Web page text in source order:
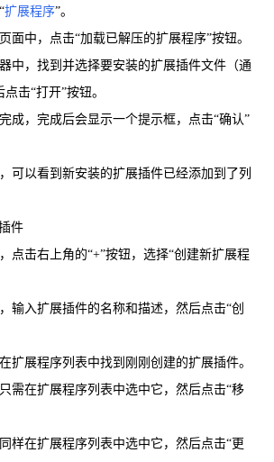
扩展程序”。
面中，点击“加载已解压的扩展程序”按钮。
中，找到并选择要安装的扩展插件文件（通
击“打开”按钮。
成，完成后会显示一个提示框，点击“确认”
可以看到新安装的扩展插件已经添加到了列
件
点击右上角的“+”按钮，选择“创建新扩展程
输入扩展插件的名称和描述，然后点击“创
扩展程序列表中找到刚刚创建的扩展插件。
需在扩展程序列表中选中它，然后点击“移
样在扩展程序列表中选中它，然后点击“更